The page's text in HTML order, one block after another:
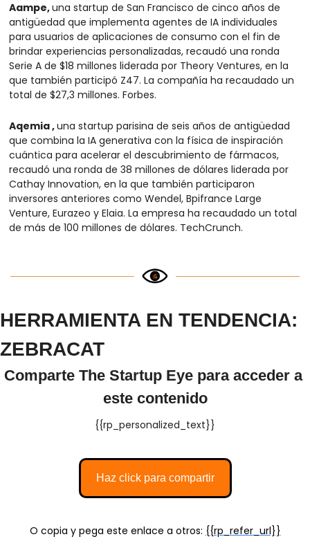
Aampe, una startup de San Francisco de cinco años de
antigüedad que implementa agentes de IA individuales
para usuarios de aplicaciones de consumo con el fin de
brindar experiencias personalizadas, recaudó una ronda
Serie A de $18 millones liderada por Theory Ventures, en la
que también participó Z47. La compañía ha recaudado un
total de $27,3 millones. Forbes.
Aqemia , una startup parisina de seis años de antigüedad
que combina la IA generativa con la física de inspiración
cuántica para acelerar el descubrimiento de fármacos,
recaudó una ronda de 38 millones de dólares liderada por
Cathay Innovation, en la que también participaron
inversores anteriores como Wendel, Bpifrance Large
Venture, Eurazeo y Elaia. La empresa ha recaudado un total
de más de 100 millones de dólares. TechCrunch.
HERRAMIENTA EN TENDENCIA:
ZEBRACAT
Comparte The Startup Eye para acceder a
este contenido
{{rp_personalized_text}}
Haz click para compartir
O copia y pega este enlace a otros: {{rp_refer_url}}